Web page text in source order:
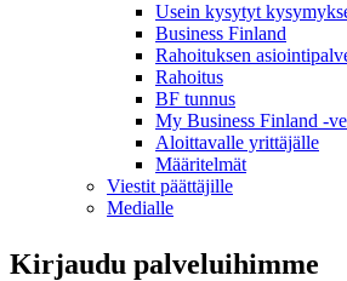
Usein kysytyt
Business Finland
Rahoituksen
Rahoitus
BF tunnus
My Business Finland -
Aloittavalle yrittäjälle
Määritelmät
Viestit päättäjille
Medialle
Kirjaudu palveluihimme